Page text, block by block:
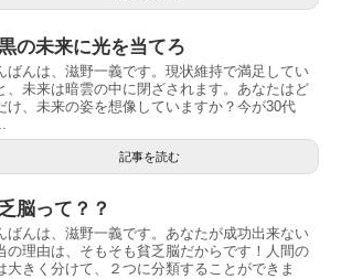
の未来に光を当てろ
ばんは、滋野一義です。現状維持で満足してい
、未来は暗雲の中に閉ざされます。あなたはど
け、未来の姿を想像していますか？今が30代
記事を読む
脳って？？
ばんは、滋野一義です。あなたが成功出来ない
の理由は、そもそも貧乏脳だからです！人間の
大きく分けて、２つに分類することができま